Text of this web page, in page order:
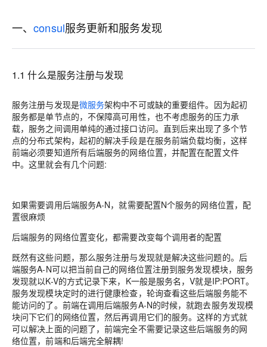
一、consul服务更新和服务发现
1.1 什么是服务注册与发现
服务注册与发现是微服务架构中不可或缺的重要组件。因为起初
服务都是单节点的，不保障高可用性，也不考虑服务的压力承
载，服务之间调用单纯的通过接口访问。直到后来出现了多个节
点的分布式架构，起初的解决手段是在服务前端负载均衡，这样
前端必须要知道所有后端服务的网络位置，并配置在配置文件
中。这里就会有几个问题:
如果需要调用后端服务A-N，就需要配置N个服务的网络位置，配
置很麻烦
后端服务的网络位置变化，都需要改变每个调用者的配置
既然有这些问题，那么服务注册与发现就是解决这些问题的。后
端服务A-N可以把当前自己的网络位置注册到服务发现模块，服务
发现就以K-V的方式记录下来，K一般是服务名，V就是IP:PORT。
服务发现模块定时的进行健康检查，轮询查看这些后端服务能不
能访问的了。前端在调用后端服务A-N的时候，就跑去服务发现模
块问下它们的网络位置，然后再调用它们的服务。这样的方式就
可以解决上面的问题了，前端完全不需要记录这些后端服务的网
络位置，前端和后端完全解耦!